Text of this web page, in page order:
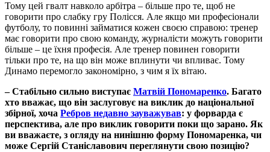
Тому цей гвалт навколо арбітра – більше про те, щоб не
говорити про слабку гру Полісся. Але якщо ми професіонали
футболу, то повинні займатися кожен своєю справою: тренер
має говорити про свою команду, журналісти можуть говорити
більше – це їхня професія. Але тренер повинен говорити
тільки про те, на що він може вплинути чи впливає. Тому
Динамо перемогло закономірно, з чим я їх вітаю.
– Стабільно сильно виступає Матвій Пономаренко. Багато
хто вважає, що він заслуговує на виклик до національної
збірної, хоча Ребров недавно зауважував: у форварда є
перспектива, але про виклик говорити поки що зарано. Як
ви вважаєте, з огляду на нинішню форму Пономаренка, чи
може Сергій Станіславович переглянути свою позицію?